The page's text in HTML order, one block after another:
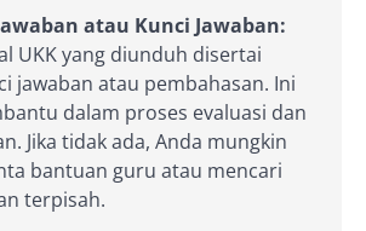
atau Kunci Jawaban:
UKK yang diunduh disertai
jawaban atau pembahasan. Ini
dalam proses evaluasi dan
Jika tidak ada, Anda mungkin
bantuan guru atau mencari
terpisah.